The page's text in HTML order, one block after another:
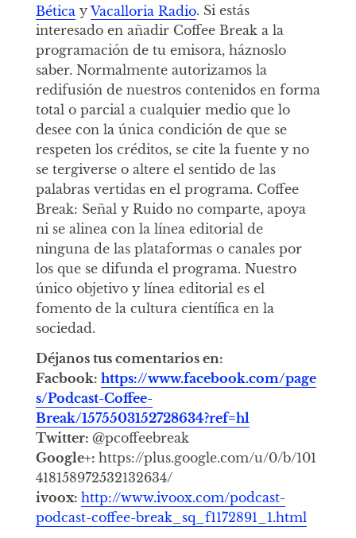
Bética yVacalloria Radio. Si estás
interesado en añadir Coffee Break a la
programación de tu emisora, háznoslo
saber. Normalmente autorizamos la
redifusión de nuestros contenidos en forma
total o parcial a cualquier medio que lo
desee con la única condición de que se
respeten los créditos, se cite la fuente y no
se tergiverse o altere el sentido de las
palabras vertidas en el programa. Coffee
Break: Señal y Ruido no comparte, apoya
ni se alinea con la línea editorial de
ninguna de las plataformas o canales por
los que se difunda el programa. Nuestro
único objetivo y línea editorial es el
fomento de la cultura científica en la
sociedad.
Déjanos tus comentarios en:
Facbook: https://www.facebook.com/page
s/Podcast-Coffee-
Break/1575503152728634?ref=hl
Twitter: @pcoffeebreak
Google+: https://plus.google.com/u/0/b/101
418158972532132634/
ivoox: http://www.ivoox.com/podcast-
podcast-coffee-break_sq_f1172891_1.html